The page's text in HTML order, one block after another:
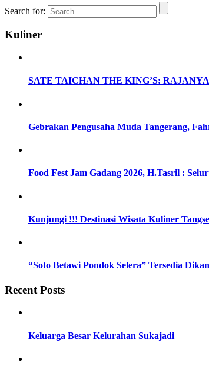
Search for:
Kuliner
SATE TAICHAN THE KING’S:
Gebrakan Pengusaha Muda Tangerang,
Food Fest Jam Gadang 2026, H.Tasril :
Kunjungi !!! Destinasi Wisata Kuliner
“Soto Betawi Pondok Selera” Tersedia
Recent Posts
Keluarga Besar Kelurahan Sukajadi